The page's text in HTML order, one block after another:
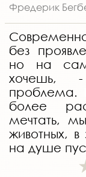
Фредерик
без
но на
хочешь, -
проблема.
более
мечтать,
животных, в
на душе